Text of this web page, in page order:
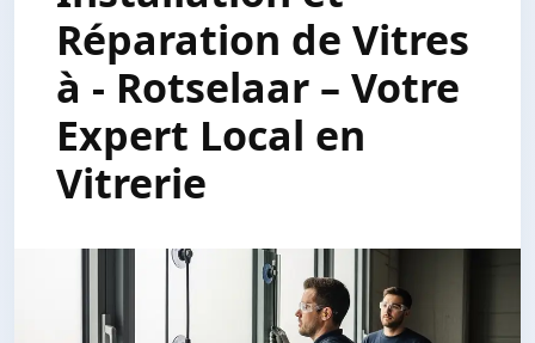
Réparation de Vitres
à - Rotselaar – Votre
Expert Local en
Vitrerie